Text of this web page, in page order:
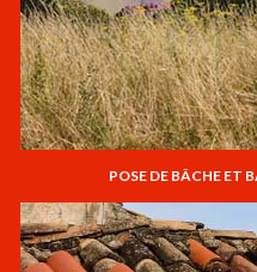
POSE DE BÂCHE ET